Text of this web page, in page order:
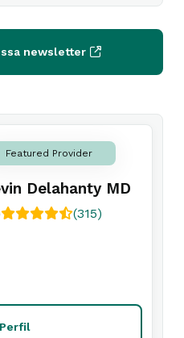
newsletter
Featured Provider
Delahanty MD
(315)